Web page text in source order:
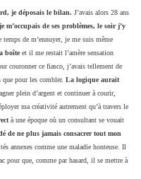
je déposais le bilan. J’avais alors 28 ans
m’occupais de ses problèmes, le soir j’y
temps de m’ennuyer, je me suis même
boîte et il me restait l’amère sensation
couronner ce fiasco, j’avais tellement de
pour les combler. La logique aurait
plein d’argent et continuer à courir,
ma créativité autrement qu’à travers le
à une époque où un consultant se vouait
de ne plus jamais consacrer tout mon
annexes comme une maladie honteuse. Il
pour que, comme par hasard, il se mettre à